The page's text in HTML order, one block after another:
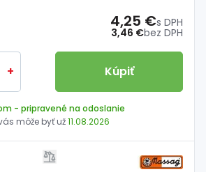
3,46 €bez DPH
4,25 €s DPH
+ Kúpiť
- pripravené na odoslanie
môže byť už11.08.2026